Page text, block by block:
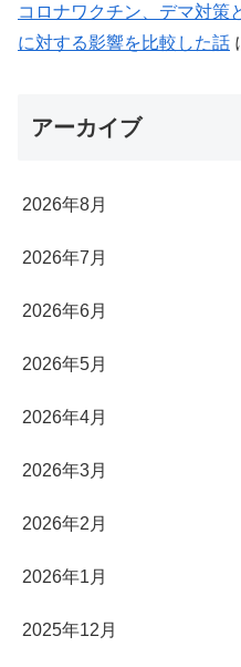
コロナワクチン、デマ対策
に対する影響を比較した話
アーカイブ
2026年8月
2026年7月
2026年6月
2026年5月
2026年4月
2026年3月
2026年2月
2026年1月
2025年12月